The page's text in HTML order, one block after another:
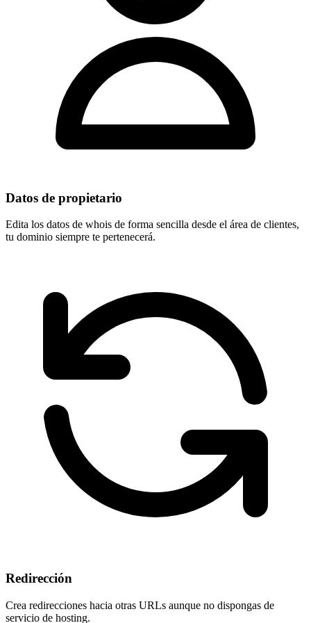
Datos de propietario
Edita los datos de whois de forma sencilla desde el área de clientes,
tu dominio siempre te pertenecerá.
Redirección
Crea redirecciones hacia otras URLs aunque no dispongas de
servicio de hosting.